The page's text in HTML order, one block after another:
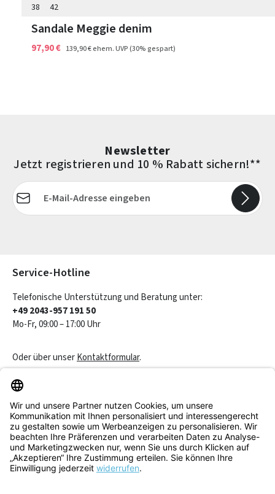
38 42
Sandale Meggie denim
97,90 € 139,90 €ehem. UVP(30% gespart)
Newsletter
Jetzt registrieren und 10 % Rabatt sichern!**
E-Mail-Adresse*
Service-Hotline
Telefonische Unterstützung und Beratung unter:
+49 2043-957 191 50
Mo-Fr, 09:00 – 17:00 Uhr
Oder über unserKontaktformular.
Service & Beratung
Informationen